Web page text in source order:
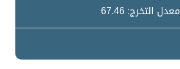
معدل التخرج: 67.46